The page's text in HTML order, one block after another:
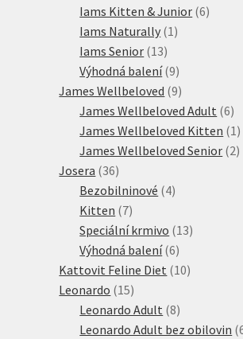
produkty
Iams Kitten & Junior 66
Iams Naturally 1 1
Iams Senior 1313
produktů
Výhodná balení 99
produktů
James Wellbeloved 99
produktů
James Wellbeloved Adult 66
James Wellbeloved Kitten 1 1
James Wellbeloved Senior 22
Josera 3636
produktů
Bezobilninové 44
Kitten 77
produktů
Speciální krmivo 1313
Výhodná balení 66
produktů
Kattovit Feline Diet 1010
Leonardo 1515
produktů
Leonardo Adult 88
produktů
Leonardo Adult bez obilovin